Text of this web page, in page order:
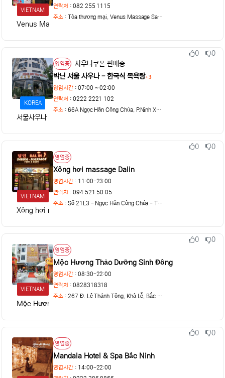
VIETNAM
Venus Massage Sauna
연락처 : 082 255 1115
주소 : Tòa thương mại, Venus Massage Sauna, Cát tường Eco
상태
KOREA
서울사우나
영업중
사우나쿠폰 판매중
박닌 서울 사우나 - 한국식 목욕탕
댓글
3
영업시간 : 07:00 ~ 02:00
연락처 : 0222 2221 102
주소 : 66A Ngọc Hân Công Chúa, P.Ninh Xá, Bắc Ninh
추천
0
비추천
0
상태
VIETNAM
Xông hơi massage Dalin
영업중
Xông hơi massage Dalin
영업시간 : 11:00-23:00
연락처 : 094 521 50 05
주소 : Số 21L3 - Ngọc Hân Công Chúa - TP Bắc Ninh
추천
0
비추천
0
상태
VIETNAM
Mộc Hương Thảo Dưỡng Sinh Đông
영업중
Mộc Hương Thảo Dưỡng Sinh Đông
영업시간 : 08:30-22:00
연락처 : 0828318318
주소 : 267 Đ. Lê Thánh Tông, Khả Lễ, Bắc Ninh
추천
0
비추천
0
상태 영업중
Mandala Hotel & Spa Bắc Ninh
영업시간 : 14:00-22:00
추천
0
비추천
0